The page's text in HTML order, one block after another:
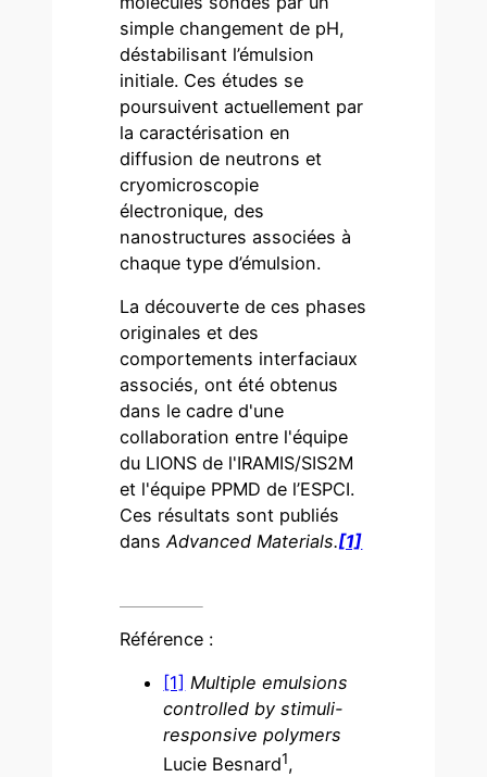
simple changement de pH,
déstabilisant l’émulsion
initiale. Ces études se
poursuivent actuellement par
la caractérisation en
diffusion de neutrons et
cryomicroscopie
électronique, des
nanostructures associées à
chaque type d’émulsion.
La découverte de ces phases
originales et des
comportements interfaciaux
associés, ont été obtenus
dans le cadre d'une
collaboration entre l'équipe
du LIONS de l'IRAMIS/SIS2M
et l'équipe PPMD de l’ESPCI.
Ces résultats sont publiés
dansAdvanced Materials.[1]
Référence :
[1] Multiple emulsions
controlled by stimuli-
responsive polymers
Lucie Besnard1,